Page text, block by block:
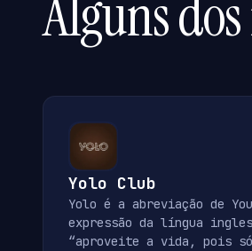
Alguns
Yolo Club
Yolo é a abreviação de
expressão da língua
“aproveite a vida, pois